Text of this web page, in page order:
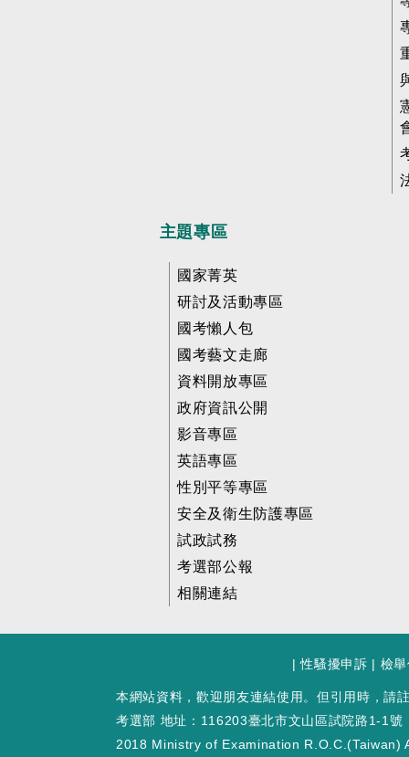
主題專區
國家菁英
研討及活動專區
國考懶人包
國考藝文走廊
資料開放專區
政府資訊公開
影音專區
英語專區
性別平等專區
安全及衛生防護專區
試政試務
考選部公報
相關連結
|性騷擾申訴 | 檢
本網站資料，歡迎朋友連結使用。但引用時，請
考選部 地址：116203臺北市文山區試院路1-1號
2018 Ministry of Examination R.O.C.(Taiwan)